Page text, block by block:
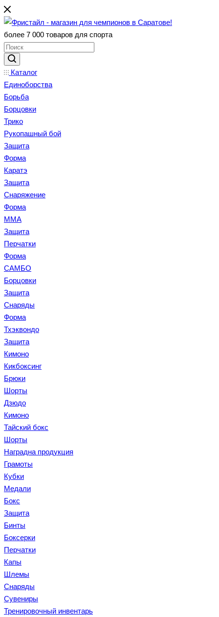
более 7 000 товаров для спорта
Каталог
Единоборства
Борьба
Борцовки
Трико
Рукопашный бой
Защита
Форма
Каратэ
Защита
Снаряжение
Форма
ММА
Защита
Перчатки
Форма
САМБО
Борцовки
Защита
Снаряды
Форма
Тхэквондо
Защита
Кимоно
Кикбоксинг
Брюки
Шорты
Дзюдо
Кимоно
Тайский бокс
Шорты
Наградна продукция
Грамоты
Кубки
Медали
Бокс
Защита
Бинты
Боксерки
Перчатки
Капы
Шлемы
Снаряды
Сувениры
Тренировочный инвентарь